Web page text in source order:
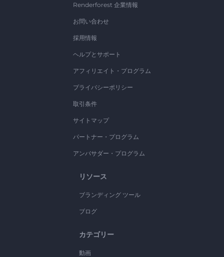
Renderforest 企業情報
お問い合わせ
採用情報
ヘルプとサポート
アフィリエイト・プログラム
プライバシーポリシー
取引条件
サイトマップ
パートナー・プログラム
アンバサダー・プログラム
リソース
ブランディング ツール
ブログ
カテゴリー
動画